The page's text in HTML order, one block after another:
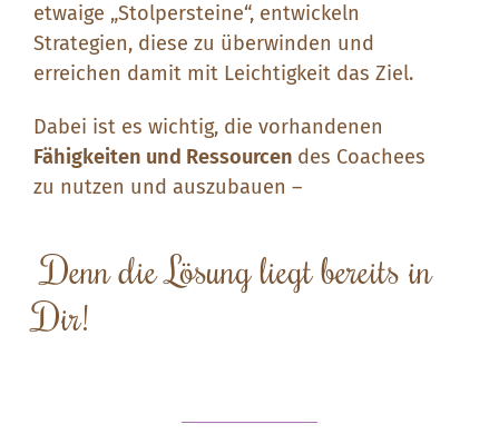
etwaige „Stolpersteine“, entwickeln
Strategien, diese zu überwinden und
erreichen damit mit Leichtigkeit das Ziel.
Dabei ist es wichtig, die vorhandenen
Fähigkeiten und Ressourcen des Coachees
zu nutzen und auszubauen –
Denn die Lösung liegt bereits in
Dir!